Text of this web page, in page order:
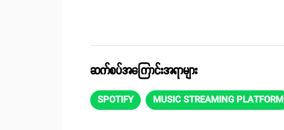
ဆက်စပ်အကြောင်းအရာများ
SPOTIFY MUSIC STREAMING PLATFORM